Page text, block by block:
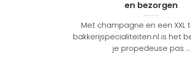
en bezorgen
Met champagne en een XXL
bakkerijspecialiteiten.nl is het
je propedeuse pas ...